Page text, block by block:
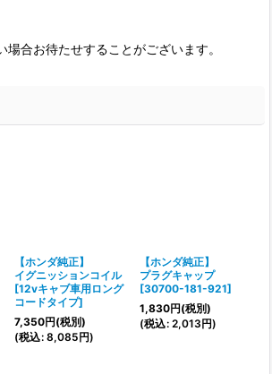
合お待たせすることがございます。
【ホンダ純正】
イグニッションコイル
[12vキャブ車用ロング
コードタイプ]
7,350円(税別)
(税込: 8,085円)
【ホンダ純正】
プラグキャップ
[30700-181-921]
1,830円(税別)
(税込: 2,013円)